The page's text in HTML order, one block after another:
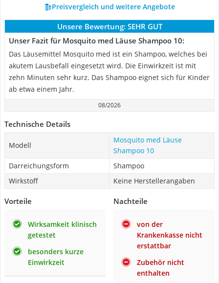
Preisvergleich und weitere Angebote
Unsere Bewertung: SEHR GUT
Unser Fazit für Mosquito med Läuse Shampoo 10:
Das Läusemittel Mosquito med ist ein Shampoo, welches bei
akutem Lausbefall eingesetzt wird. Die Einwirkzeit ist mit
zehn Minuten sehr kurz. Das Shampoo eignet sich für Kinder
ab etwa einem Jahr.
08/2026
Technische Details
Modell
Mosquito med Läuse
Shampoo 10
Darreichungsform
Shampoo
Wirkstoff
Keine Herstellerangaben
Vorteile
Wirksamkeit klinisch
getestet
besonders kurze
Einwirkzeit
Nachteile
von der
Krankenkasse nicht
erstattbar
Zubehör nicht
enthalten